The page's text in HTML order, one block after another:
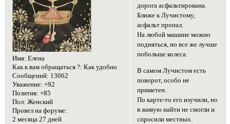
Имя: Елена
Как к вам обращаться ?: Как удобно
Сообщений: 13062
Уважение: +92
Позитив: +85
Пол: Женский
Провел на форуме:
2 месяца 27 дней
дорога асфальтирована.
Ближе к Лучистому,
асфальт пропал.
На любой машине можно
подняться, но все же лучше
побольше колеса.
В самом Лучистом есть
поворот, особо не
приметен.
По карте-то его изучили, но
в живую найти не смогли и
спросили местных.